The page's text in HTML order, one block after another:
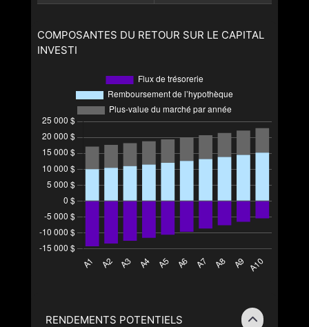
COMPOSANTES DU RETOUR SUR LE CAPITAL
INVESTI
RENDEMENTS POTENTIELS